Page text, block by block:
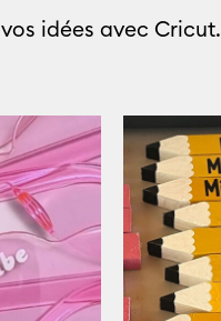
idées avec Cricut.